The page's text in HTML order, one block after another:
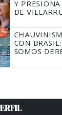
Y
DE
CON
SOMOS